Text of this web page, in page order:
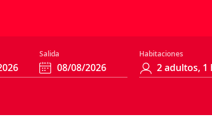
Salida Habitaciones